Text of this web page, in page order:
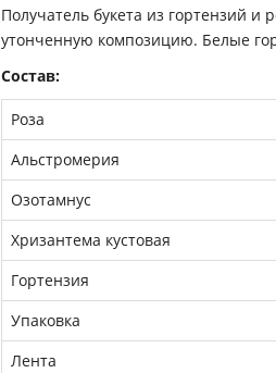
Получатель букета из гортензий и
утонченную композицию. Белые
Состав:
Роза
Альстромерия
Озотамнус
Хризантема кустовая
Гортензия
Упаковка
Лента